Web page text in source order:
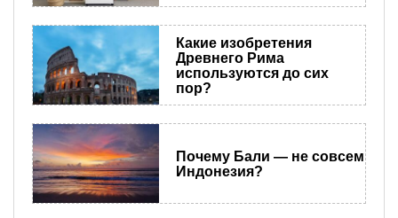
Какие изобретения
Древнего Рима
используются до сих
пор?
Почему Бали — не совсем
Индонезия?